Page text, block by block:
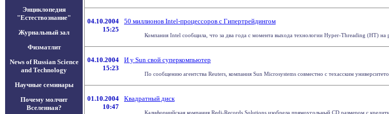
Энциклопедия
"Естествознание"
Журнальный зал
Физматлит
News of Russian Science
and Technology
Научные семинары
Почему молчит
Вселенная?
04.10.2004
15:25
50 миллионов Intel-процессоров с Гипертрейдингом
Компания Intel сообщила, что за два года с момента выхода технологии Hyper-Threading (HT) на
04.10.2004
15:23
И у Sun свой суперкомпьютер
По сообщению агентства Reuters, компания Sun Microsystems совместно с техасским
01.10.2004
10:47
Квадратный диск
Калифорнийская компания Redi-Records Solutions изобрела прямоугольный CD размером с